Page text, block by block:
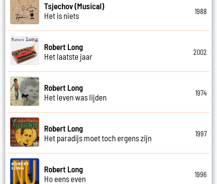
Tsjechov (Musical)
Het is niets
1988
Robert Long
Het laatste jaar
2002
Robert Long
Het leven was lijden
1974
Robert Long
Het paradijs moet toch ergens zijn
1997
Robert Long
Ho eens even
1996